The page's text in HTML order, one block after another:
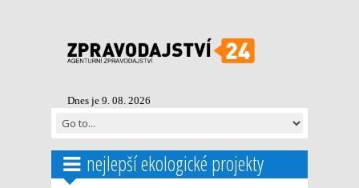
Dnes je 9. 08. 2026
nejlepší ekologické projekty